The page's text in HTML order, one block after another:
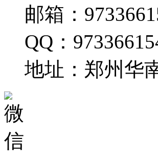
邮箱：
QQ：
地址：郑州华